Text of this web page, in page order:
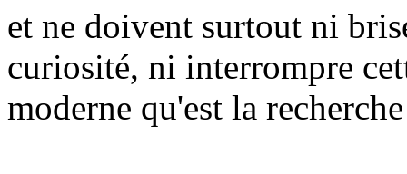
et ne doivent surtout ni
curiosité, ni interrompre
moderne qu'est la